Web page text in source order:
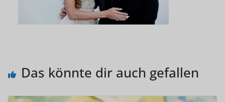
Das könnte dir auch gefallen